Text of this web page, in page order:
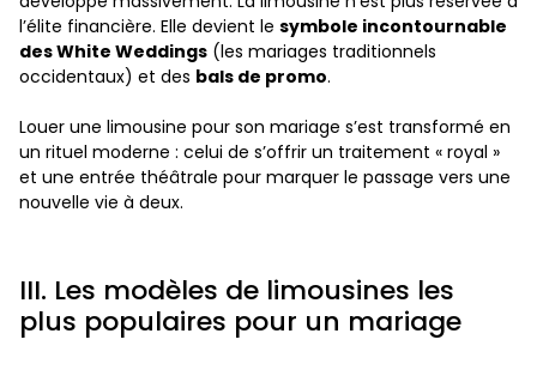
l’élite financière. Elle devient le symbole incontournable
des White Weddings (les mariages traditionnels
occidentaux) et des bals de promo.
Louer une limousine pour son mariage s’est transformé en
un rituel moderne : celui de s’offrir un traitement « royal »
et une entrée théâtrale pour marquer le passage vers une
nouvelle vie à deux.
III. Les modèles de limousines les
plus populaires pour un mariage